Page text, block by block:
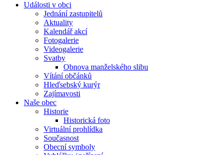
Události v obci
Jednání zastupitelů
Aktuality
Kalendář akcí
Fotogalerie
Videogalerie
Svatby
Obnova manželského slibu
Vítání občánků
Hleďsebský kurýr
Zajímavosti
Naše obec
Historie
Historická foto
Virtuální prohlídka
Současnost
Obecní symboly